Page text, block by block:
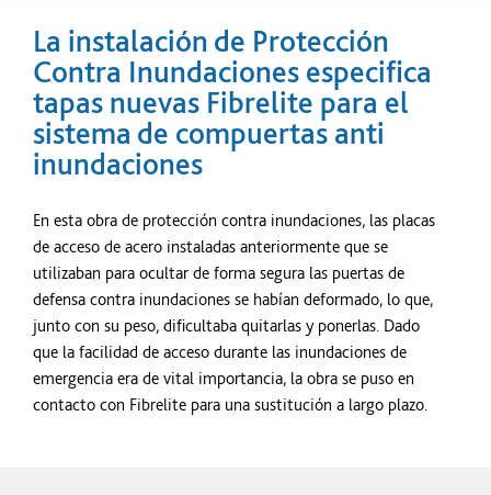
La instalación de Protección
Contra Inundaciones especifica
tapas nuevas Fibrelite para el
sistema de compuertas anti
inundaciones
En esta obra de protección contra inundaciones, las placas
de acceso de acero instaladas anteriormente que se
utilizaban para ocultar de forma segura las puertas de
defensa contra inundaciones se habían deformado, lo que,
junto con su peso, dificultaba quitarlas y ponerlas. Dado
que la facilidad de acceso durante las inundaciones de
emergencia era de vital importancia, la obra se puso en
contacto con Fibrelite para una sustitución a largo plazo.